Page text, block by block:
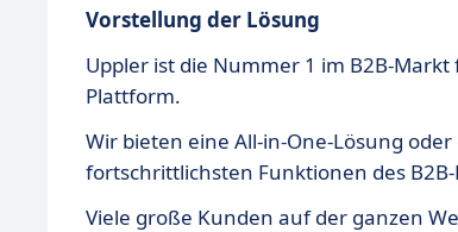
Vorstellung der Lösung
Uppler ist die Nummer 1 im B2B-
Plattform.
Wir bieten eine All-in-One-Lösung
fortschrittlichsten Funktionen des
Viele große Kunden auf der ganzen